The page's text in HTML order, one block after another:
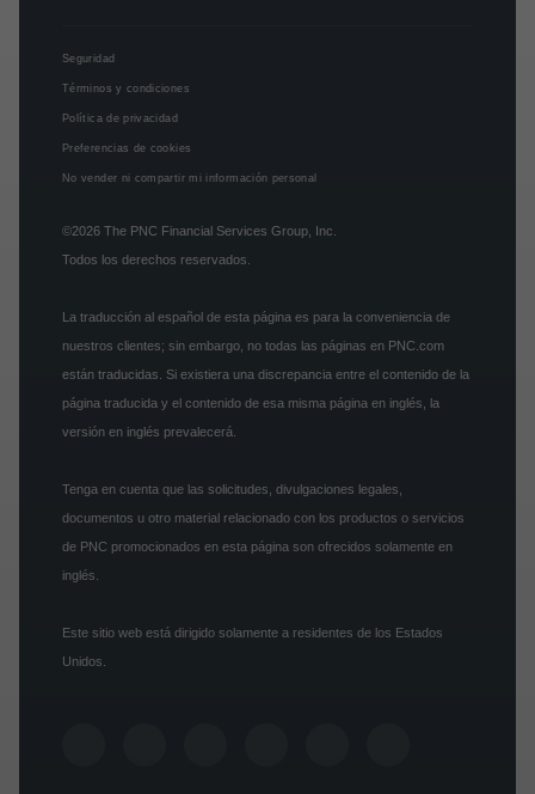
Seguridad
Términos y condiciones
Política de privacidad
Preferencias de cookies
No vender ni compartir mi información personal
©2026 The PNC Financial Services Group, Inc.
Todos los derechos reservados.
La traducción al español de esta página es para la conveniencia de
nuestros clientes; sin embargo, no todas las páginas en PNC.com
están traducidas. Si existiera una discrepancia entre el contenido de la
página traducida y el contenido de esa misma página en inglés, la
versión en inglés prevalecerá.
Tenga en cuenta que las solicitudes, divulgaciones legales,
documentos u otro material relacionado con los productos o servicios
de PNC promocionados en esta página son ofrecidos solamente en
inglés.
Este sitio web está dirigido solamente a residentes de los Estados
Unidos.